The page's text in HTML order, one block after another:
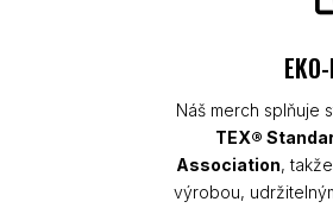
Náš merch splňuje
TEX®
Association,
výrobou,